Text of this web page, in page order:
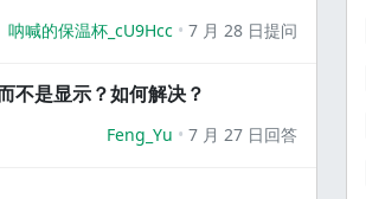
呐喊的保温杯_cU9Hcc 7 月 28 日提问
不是显示？如何解决？
Feng_Yu 7 月 27 日回答